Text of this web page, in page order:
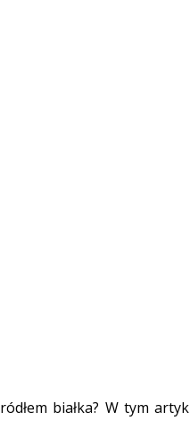
białka? W tym